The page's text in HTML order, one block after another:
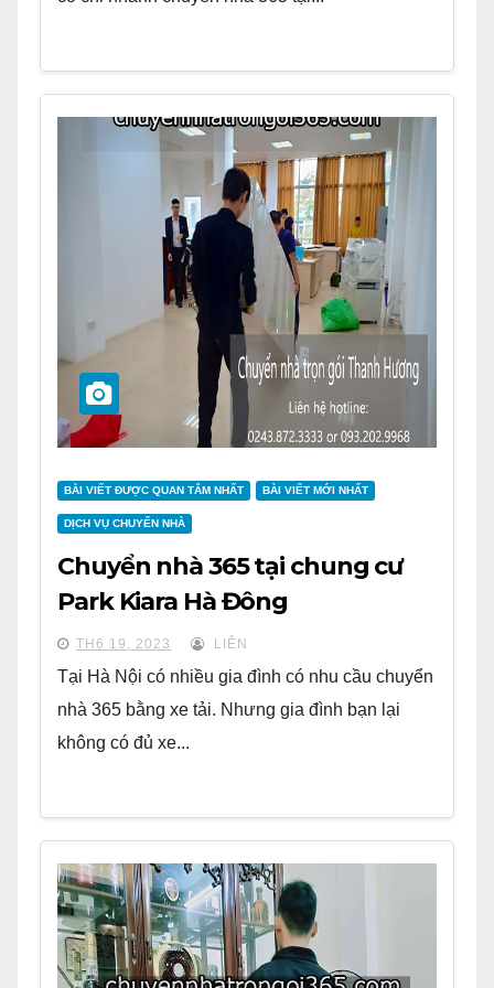
BÀI VIẾT ĐƯỢC QUAN TÂM NHẤT BÀI VIẾT MỚI NHẤT
DỊCH VỤ CHUYỂN NHÀ
Chuyển nhà 365 tại chung cư
Park Kiara Hà Đông
TH6 19, 2023 LIÊN
Tại Hà Nội có nhiều gia đình có nhu cầu chuyển
nhà 365 bằng xe tải. Nhưng gia đình bạn lại
không có đủ xe...